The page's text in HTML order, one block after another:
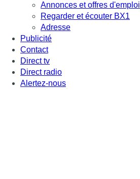
Annonces et offres d'emploi
Regarder et écouter BX1
Adresse
Publicité
Contact
Direct tv
Direct radio
Alertez-nous